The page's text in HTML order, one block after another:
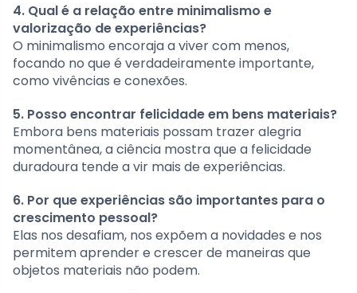
4. Qual é a relação entre minimalismo e
valorização de experiências?
O minimalismo encoraja a viver com menos,
focando no que é verdadeiramente importante,
como vivências e conexões.
5. Posso encontrar felicidade em bens materiais?
Embora bens materiais possam trazer alegria
momentânea, a ciência mostra que a felicidade
duradoura tende a vir mais de experiências.
6. Por que experiências são importantes para o
crescimento pessoal?
Elas nos desafiam, nos expõem a novidades e nos
permitem aprender e crescer de maneiras que
objetos materiais não podem.